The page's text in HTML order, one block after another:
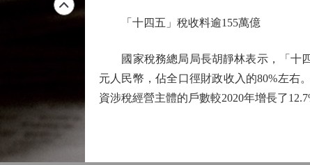
「十四五」稅收料逾155萬億
國家稅務總局局長胡靜林表示，「十四
元人民幣，佔全口徑財政收入的80%左右
資涉稅經營主體的戶數較2020年增長了